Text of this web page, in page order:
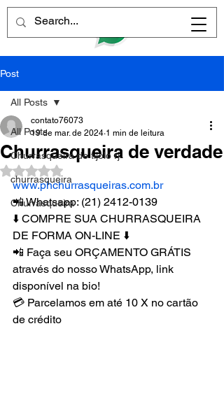
Post
All Posts
Churrasqueira de tijolo rj
churrasqueira
Churrasqueira
All Posts
Churrasqueira de verdade
contato76073
19 de mar. de 2024 1 min de leitura
Avaliado com NaN de 5 estrelas.
www.phchurrasqueiras.com.br
📲 Whatsapp: (21) 2412-0139
⬇️ COMPRE SUA CHURRASQUEIRA
DE FORMA ON-LINE ⬇️
📲 Faça seu ORÇAMENTO GRÁTIS
através do nosso WhatsApp, link
disponível na bio!
💳 Parcelamos em até 10 X no cartão
de crédito